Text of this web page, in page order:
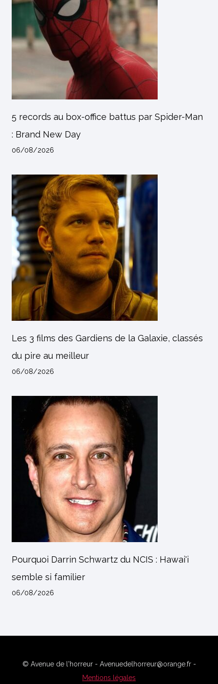
5 records au box-office battus par Spider-Man
: Brand New Day
06/08/2026
Les 3 films des Gardiens de la Galaxie, classés
du pire au meilleur
06/08/2026
Pourquoi Darrin Schwartz du NCIS : Hawai'i
semble si familier
06/08/2026
© Avenue de l'horreur - Avenuedelhorreur@orange.fr -
Mentions légales